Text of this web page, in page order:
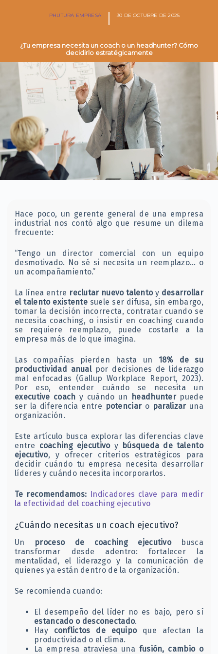
PHUTURA EMPRESA 30 DE OCTUBRE DE 2025
¿Tu empresa necesita un coach o un headhunter? Cómo
decidirlo estratégicamente
Hace poco, un gerente general de una empresa
industrial nos contó algo que resume un dilema
frecuente:
“Tengo un director comercial con un equipo
desmotivado. No sé si necesita un reemplazo… o
un acompañamiento.”
La línea entre reclutar nuevo talentoy desarrollar
el talento existente suele ser difusa, sin embargo,
tomar la decisión incorrecta, contratar cuando se
necesita coaching, o insistir en coaching cuando
se requiere reemplazo, puede costarle a la
empresa más de lo que imagina.
Las compañías pierden hasta un 18% de su
productividad anualpor decisiones de liderazgo
mal enfocadas (Gallup Workplace Report, 2023).
Por eso, entender cuándo se necesita un
executive coach y cuándo un headhunterpuede
ser la diferencia entre potenciaro paralizaruna
organización.
Este artículo busca explorar las diferencias clave
entre coaching ejecutivoy
búsqueda de talento
ejecutivo, y ofrecer criterios estratégicos para
decidir cuándo tu empresa necesita desarrollar
líderes y cuándo necesita incorporarlos.
Te recomendamos: Indicadores clave para medir
la efectividad del coaching ejecutivo
¿Cuándo necesitas un coach ejecutivo?
Un proceso de coaching ejecutivobusca
transformar desde adentro: fortalecer la
mentalidad, el liderazgo y la comunicación de
quienes ya están dentro de la organización.
Se recomienda cuando:
El desempeño del líder no es bajo, pero sí
estancado o desconectado.
Hay conflictos de equipoque afectan la
productividad o el clima.
La empresa atraviesa una fusión, cambio o